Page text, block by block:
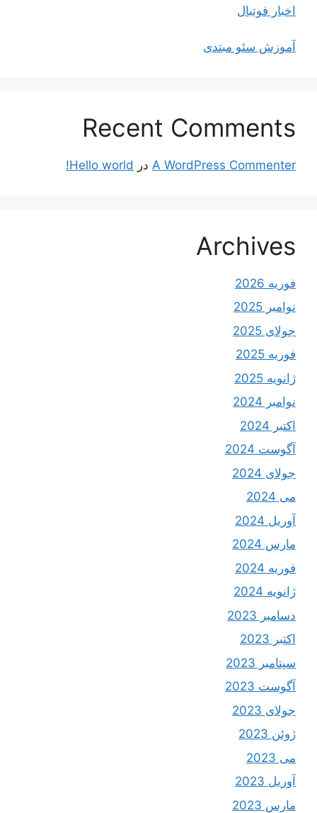
اخبار فوتبال
آموزش سئو مبتدی
Recent Comments
A WordPress Commenter در Hello world!
Archives
فوریه 2026
نوامبر 2025
جولای 2025
فوریه 2025
ژانویه 2025
نوامبر 2024
اکتبر 2024
آگوست 2024
جولای 2024
می 2024
آوریل 2024
مارس 2024
فوریه 2024
ژانویه 2024
دسامبر 2023
اکتبر 2023
سپتامبر 2023
آگوست 2023
جولای 2023
ژوئن 2023
می 2023
آوریل 2023
مارس 2023